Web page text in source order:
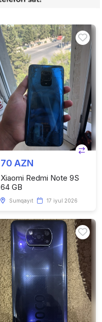
70 AZN
Xiaomi Redmi Note 9S
64 GB
Sumqayıt 17 iyul 2026